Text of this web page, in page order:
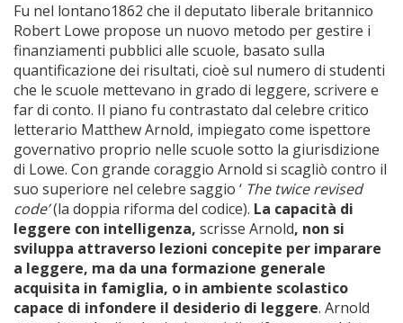
Fu nel lontano1862 che il deputato liberale britannico
Robert Lowe propose un nuovo metodo per gestire i
finanziamenti pubblici alle scuole, basato sulla
quantificazione dei risultati, cioè sul numero di studenti
che le scuole mettevano in grado di leggere, scrivere e
far di conto. Il piano fu contrastato dal celebre critico
letterario Matthew Arnold, impiegato come ispettore
governativo proprio nelle scuole sotto la giurisdizione
di Lowe. Con grande coraggio Arnold si scagliò contro il
suo superiore nel celebre saggio ‘ The twice revised
code’(la doppia riforma del codice). La capacità di
leggere con intelligenza, scrisse Arnold, non si
sviluppa attraverso lezioni concepite per imparare
a leggere, ma da una formazione generale
acquisita in famiglia, o in ambiente scolastico
capace di infondere il desiderio di leggere. Arnold